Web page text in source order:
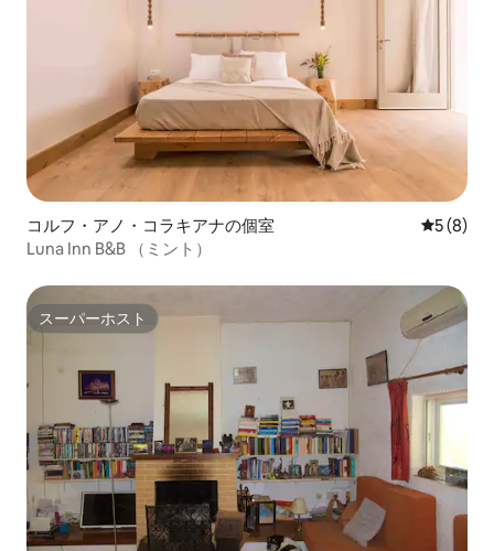
コルフ・アノ・コラキアナの個室 レビュー
5 (8)
Luna Inn B&B （ミント）
スーパーホスト
スーパーホスト